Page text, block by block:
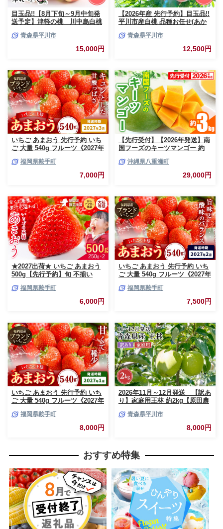
目玉品!!【8月下旬～9月中旬発
送予定】津軽の桃 川中島白桃
青森県平川市
15,000円
【2026年産 先行予約】目玉品!!
平川市産白桃 品種お任せ(あか
8玉)【今井農園】[hi-0064-003]
青森県平川市
12,500円
いちご あまおう 先行予約 いち
ご 大量 540g フルーツ《2027年
だもの 果物 福岡県 鞍手町【配
福岡県鞍手町
7,000円
【先行受付】【2026年発送】南
国フーズのキーツマンゴー 約
南国フルーツ 旬の味覚 沖縄県
産 国産マンゴー 希少種 オスス
沖縄県八重瀬町
29,000円
★2027出荷★ いちご あまおう
500g【先行予約】旬 不揃い
中旬-3月中旬頃出荷》福岡名産
品 果物 くだもの フルーツ いち
ご 苺 イチゴ【配送不可地域:離
福岡県鞍手町
6,000円
いちご あまおう 先行予約 いち
ご 大量 540g フルーツ《2027年
だもの 果物 福岡県 鞍手町【配
福岡県鞍手町
7,500円
いちご あまおう 先行予約 いち
ご 大量 540g フルーツ《2027年
だもの 果物 福岡県 鞍手町【配
福岡県鞍手町
8,000円
2026年11月～12月発送 【訳あ
り】家庭用王林 約2kg【原田農
りんご リンゴ 林檎 くだもの 果
青森県平川市
8,000円
おすすめ特集